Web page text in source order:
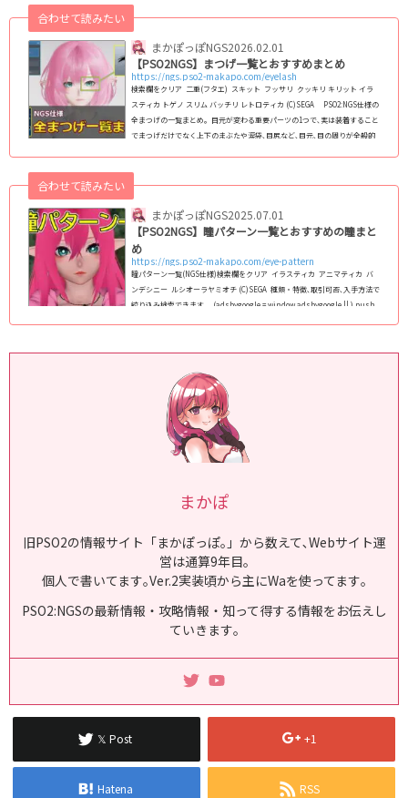
覧リボン(頭部)系ア...
まかぽっぽNGS
合わせて読みたい
2026.02.01
【PSO2NGS】まつげ一覧とおすすめまとめ
https://ngs.pso2-makapo.com/eyelash
検索欄をクリア 二重(フタエ) スキット フッサリ クッキリ キリット イラ
スティカ トゲノ スリム バッチリ レトロティカ (C)SEGA PSO2:NGS仕様の
全まつげの一覧まとめ｡ 目元が変わる重要パーツの1つで､実は装着すること
でまつげだけでなく上下のまぶたや涙袋､目尻など､目元､目の周りが全般的
まかぽっぽNGS
合わせて読みたい
2025.07.01
【PSO2NGS】瞳パターン一覧とおすすめの瞳まと
め
https://ngs.pso2-makapo.com/eye-pattern
瞳パターン一覧(NGS仕様)検索欄をクリア イラスティカ アニマティカ バ
ンデシニー ルシオーラヤミオチ (C)SEGA 種類・特徴､取引可否､入手方法で
絞り込み検索できます｡ (adsbygoogle = window.adsbygoogle || ).push
新版で､1月1日現在､全124種類実装｡顔の中では瞳が変わる最重要パーツなの
まかぽ
旧PSO2の情報サイト「まかぽっぽ｡」から数えて､Webサイト運
営は通算9年目｡
個人で書いてます｡Ver.2実装頃から主にWaを使ってます｡
PSO2:NGSの最新情報・攻略情報・知って得する情報をお伝えし
ていきます｡
𝕏 Post +1
Hatena RSS